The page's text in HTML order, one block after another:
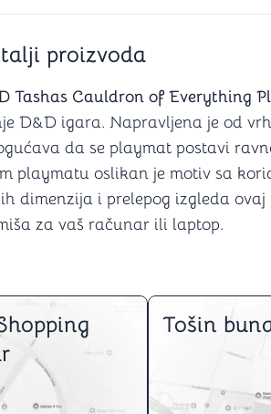
(Tavla)
Podloge
proizvoda
Tashas Cauldron of Everything
D&D igara. Napravljena je od
da se playmat postavi
playmatu oslikan je motiv sa
dimenzija i prelepog izgleda
za vaš računar ili laptop.
Tošin